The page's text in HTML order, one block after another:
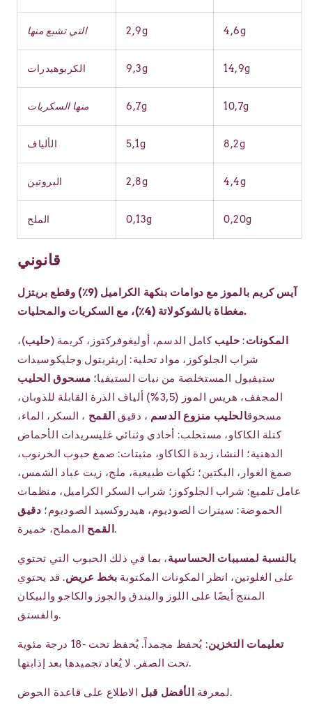
التي تشبع منها 2,9g 4,6g
الكربوهيدرات 9,3g 14,9g
منها السكريات 6,7g 10,7g
الألياف 5,1g 8,2g
البروتين 2,8g 4,4g
الملح 0,13g 0,20g
آيس كريم بالموز مع دوامات بنكهة الكراميل (9٪) وقطع بريتزل
مغطاة بالشوكولاتة (4٪)، مع السكريات والمحليات.
المكونات: حليب كامل الدسم، أوليغوفركتوز، كريمة (حليب)،
شراب الجلوكوز، مواد تحلية: إريثريتول وجليكوسيدات
ستيفيول المستخلصة من نبات الستيفيا؛ مسحوق الحليب
المجفف، هريس الموز (3,5%)
ألياف الذرة القابلة للذوبان،
مسحوقالحليب منزوع الدسم ، دقيق القمح ، السكر، الماء،
كتلة الكاكاو، مستحلب: أحادي وثنائي غليسريدات الأحماض
الدهنية؛ النشا، زبدة الكاكاو، مثبتات: صمغ حبوب الخرنوب،
صمغ الغوار، البكتين؛ نكهات طبيعية، ملح، زيت عباد الشمس،
عامل تلميع: شراب الجلوكوز؛ شراب السكر الكراميل، منظمات
الحموضة: سيترات الصوديوم، هيدروكسيد الصوديوم؛ دقيق
القمحالمملح، خميرة.
بالنسبة لمسببات الحساسية، بما في ذلك الحبوب التي تحتوي
على الغلوتين، انظر المكونات المكتوبة بخط عريض. قد يحتوي
المنتج أيضًا على اللوز والبندق والجوز والكاجو والبيكان
والفستق.
تعليمات التخزين
: يُحفظ مجمداً. يُحفظ تحت -18 درجة مئوية
تحت الصفر. لا يُعاد تجميدها بعد إذابتها.
لمعرفة الأفضل قبل الاطلاع على قاعدة الحوض.